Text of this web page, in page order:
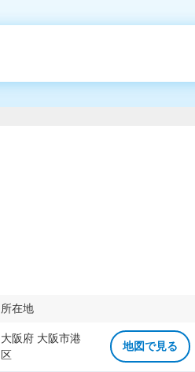
所在地
大阪府 大阪市港
区
地図で見る